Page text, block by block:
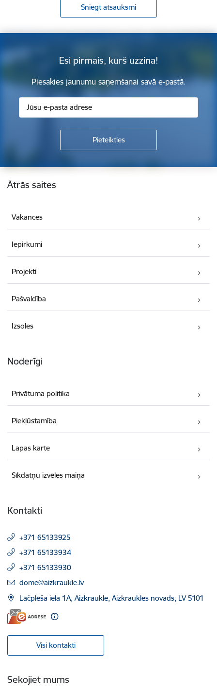
Sniegt atsauksmi
Esi pirmais, kurš uzzina!
Piesakies jaunumu saņemšanai savā e-pastā.
Kājene
Ātrās saites
Vakances
Iepirkumi
Projekti
Pašvaldība
Izsoles
Noderīgi
Privātuma politika
Piekļūstamība
Lapas karte
Sīkdatņu izvēles maiņa
Kontakti
+371 65133925
+371 65133934
+371 65133930
E-pasts:
dome@aizkraukle.lv
Lāčplēša iela 1A, Aizkraukle, Aizkraukles novads, LV 5101
Visi kontakti
Sekojiet mums